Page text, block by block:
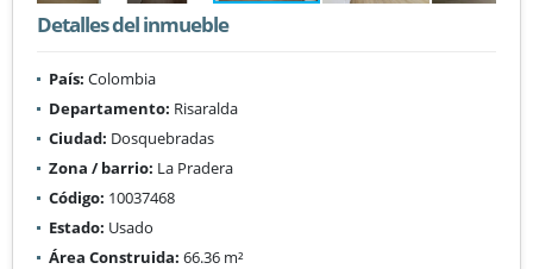
Detalles del inmueble
País: Colombia
Departamento: Risaralda
Ciudad: Dosquebradas
Zona / barrio: La Pradera
Código: 10037468
Estado: Usado
Área Construida: 66.36 m²